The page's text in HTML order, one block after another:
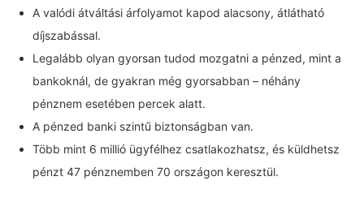
A valódi átváltási árfolyamot kapod alacsony, átlátható
díjszabással.
Legalább olyan gyorsan tudod mozgatni a pénzed, mint a
bankoknál, de gyakran még gyorsabban – néhány
pénznem esetében percek alatt.
A pénzed banki szintű biztonságban van.
Több mint 6 millió ügyfélhez csatlakozhatsz, és küldhetsz
pénzt 47 pénznemben 70 országon keresztül.